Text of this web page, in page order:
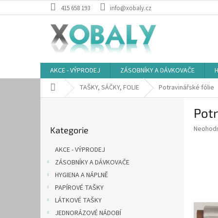
na
415 658 193 info@xobaly.cz
AKCE - VÝPRODEJ ZÁSOBNÍKY A DÁVKOVAČE
Domů TAŠKY, SÁČKY, FOLIE Potravinářské fólie
kategorie
Kategorie
AKCE - VÝPRODEJ
ZÁSOBNÍKY A DÁVKOVAČE
HYGIENA A NÁPLNĚ
PAPÍROVÉ TAŠKY
LÁTKOVÉ TAŠKY
JEDNORÁZOVÉ NÁDOBÍ